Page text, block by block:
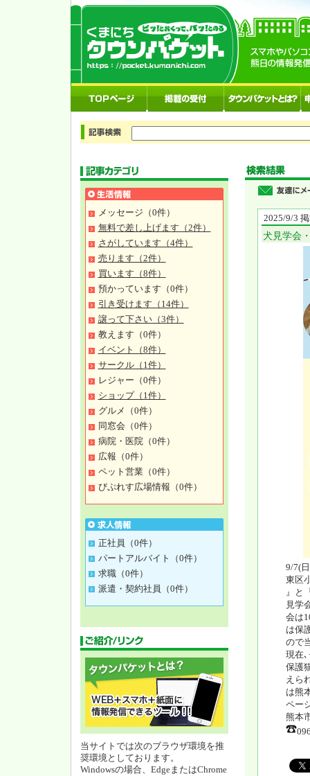
メッセージ（0件）
無料で差し上げます（2件）
さがしています（4件）
売ります（2件）
買います（8件）
預かっています（0件）
引き受けます（14件）
譲って下さい（3件）
教えます（0件）
イベント（8件）
サークル（1件）
レジャー（0件）
ショップ（1件）
グルメ（0件）
同窓会（0件）
病院・医院（0件）
広報（0件）
ペット営業（0件）
びぷれす広場情報（0件）
正社員（0件）
パートアルバイト（0件）
求職（0件）
派遣・契約社員（0件）
当サイトでは次のブラウザ環境を推
奨環境としております。
Windowsの場合、EdgeまたはChrome
2025/9/3
犬見学会
9/7(
東区
』と
見学
会は
は保
ので
現在
保護
えら
は熊
ペー
熊本